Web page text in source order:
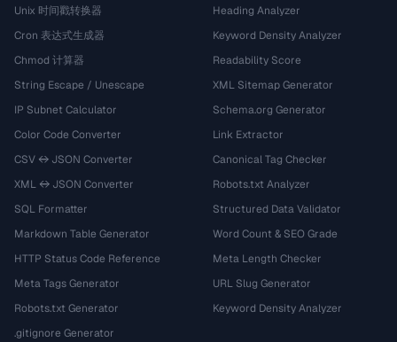
Unix 时间戳转换器
Cron 表达式生成器
Chmod 计算器
String Escape / Unescape
IP Subnet Calculator
Color Code Converter
CSV ↔ JSON Converter
XML ↔ JSON Converter
SQL Formatter
Markdown Table Generator
HTTP Status Code Reference
Meta Tags Generator
Robots.txt Generator
.gitignore Generator
Heading Analyzer
Keyword Density Analyzer
Readability Score
XML Sitemap Generator
Schema.org Generator
Link Extractor
Canonical Tag Checker
Robots.txt Analyzer
Structured Data Validator
Word Count & SEO Grade
Meta Length Checker
URL Slug Generator
Keyword Density Analyzer